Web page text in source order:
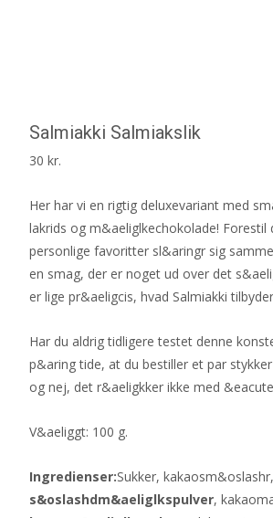
Salmiakki Salmiakslik
30 kr.
Her har vi en rigtig deluxevariant med
lakrids og m&aeliglkechokolade! Forestil
personlige favoritter sl&aringr sig
en smag, der er noget ud over det
er lige pr&aeligcis, hvad Salmiakki
Har du aldrig tidligere testet denne
p&aring tide, at du bestiller et par
og nej, det r&aeligkker ikke med
V&aeliggt: 100 g.
Ingredienser:Sukker, kakaosm&oslashr,
s&oslashdm&aeliglkspulver,